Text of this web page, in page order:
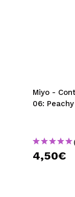
Miyo -
06: Peachy
4,50€